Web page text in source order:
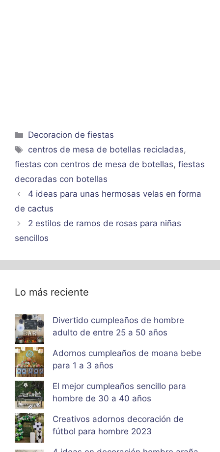
Categorías
Decoracion de fiestas
Etiquetas
centros de mesa de botellas recicladas,
fiestas con centros de mesa de botellas, fiestas
decoradas con botellas
4 ideas para unas hermosas velas en forma
de cactus
2 estilos de ramos de rosas para niñas
sencillos
Lo más reciente
Divertido cumpleaños de hombre
adulto de entre 25 a 50 años
Adornos cumpleaños de moana bebe
para 1 a 3 años
El mejor cumpleaños sencillo para
hombre de 30 a 40 años
Creativos adornos decoración de
fútbol para hombre 2023